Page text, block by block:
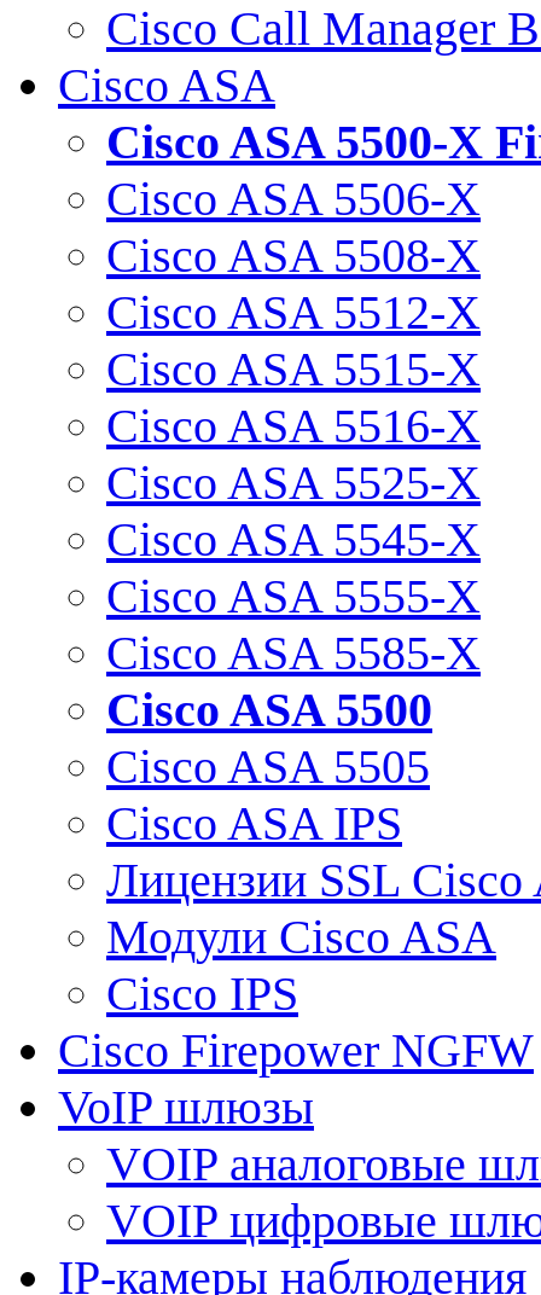
Cisco Call Manager
Cisco ASA
Cisco ASA 5500-X
Cisco ASA 5506-X
Cisco ASA 5508-X
Cisco ASA 5512-X
Cisco ASA 5515-X
Cisco ASA 5516-X
Cisco ASA 5525-X
Cisco ASA 5545-X
Cisco ASA 5555-X
Cisco ASA 5585-X
Cisco ASA 5500
Cisco ASA 5505
Cisco ASA IPS
Лицензии SSL Cisco
Модули Cisco ASA
Cisco IPS
Cisco Firepower NGFW
VoIP шлюзы
VOIP аналоговые
VOIP цифровые
IP-камеры наблюдения